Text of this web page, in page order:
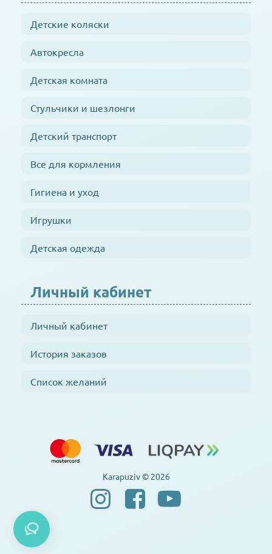
Детские коляски
Автокресла
Детская комната
Стульчики и шезлонги
Детский транспорт
Все для кормления
Гигиена и уход
Игрушки
Детская одежда
Личный кабинет
Личный кабинет
История заказов
Список желаний
Karapuziv © 2026